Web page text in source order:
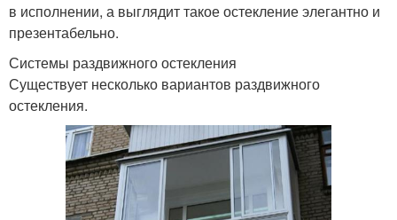
в исполнении, а выглядит такое остекление элегантно и
презентабельно.
Системы раздвижного остекления
Существует несколько вариантов раздвижного
остекления.